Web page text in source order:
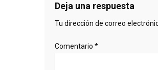
Deja una respuesta
Tu dirección de correo
Comentario *